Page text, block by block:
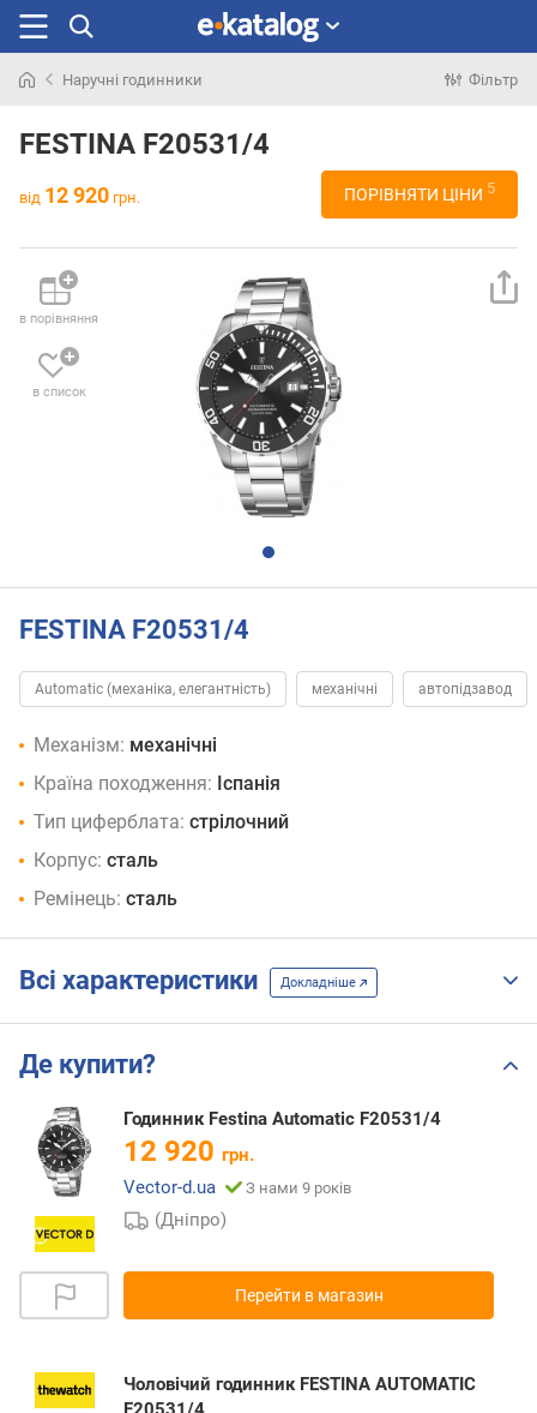
раніше
Наручні годинники Фільтр
FESTINA F20531/4
від 12 920 грн. ПОРІВНЯТИ ЦІНИ 5
в порівняння
в список
FESTINA F20531/4
Automatic (механіка, елегантність) механічні автопідзавод
Механізм: механічні
Країна походження: Іспанія
Тип циферблата: стрілочний
Корпус: сталь
Ремінець: сталь
Всі характеристики Докладніше
Де купити?
Годинник Festina Automatic F20531/4
12 920 грн.
Vector-d.ua
З нами 9 років
(Дніпро)
Перейти в магазин
Чоловічий годинник FESTINA AUTOMATIC